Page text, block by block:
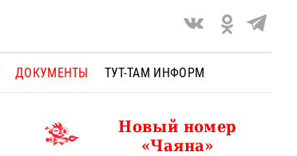
ДОКУМЕНТЫ ТУТ-ТАМ ИНФОРМ
Новый номер
«Чаяна»